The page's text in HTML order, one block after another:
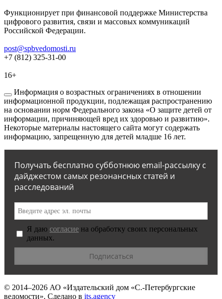
Функционирует при финансовой поддержке Министерства
цифрового развития, связи и массовых коммуникаций
Российской Федерации.
post@spbvedomosti.ru
+7 (812) 325-31-00
16+
Информация о возрастных ограничениях в отношении
информационной продукции, подлежащая распространению
на основании норм Федерального закона «О защите детей от
информации, причиняющей вред их здоровью и развитию».
Некоторые материалы настоящего сайта могут содержать
информацию, запрещенную для детей младше 16 лет.
Получать бесплатно субботнюю email-рассылку с
дайджестом самых резонансных статей и
расследований
Я даю согласие на обработку своих персональных
данных.
© 2014–2026 АО «Издательский дом «С.-Петербургские
ведомости». Сделано в its.agency